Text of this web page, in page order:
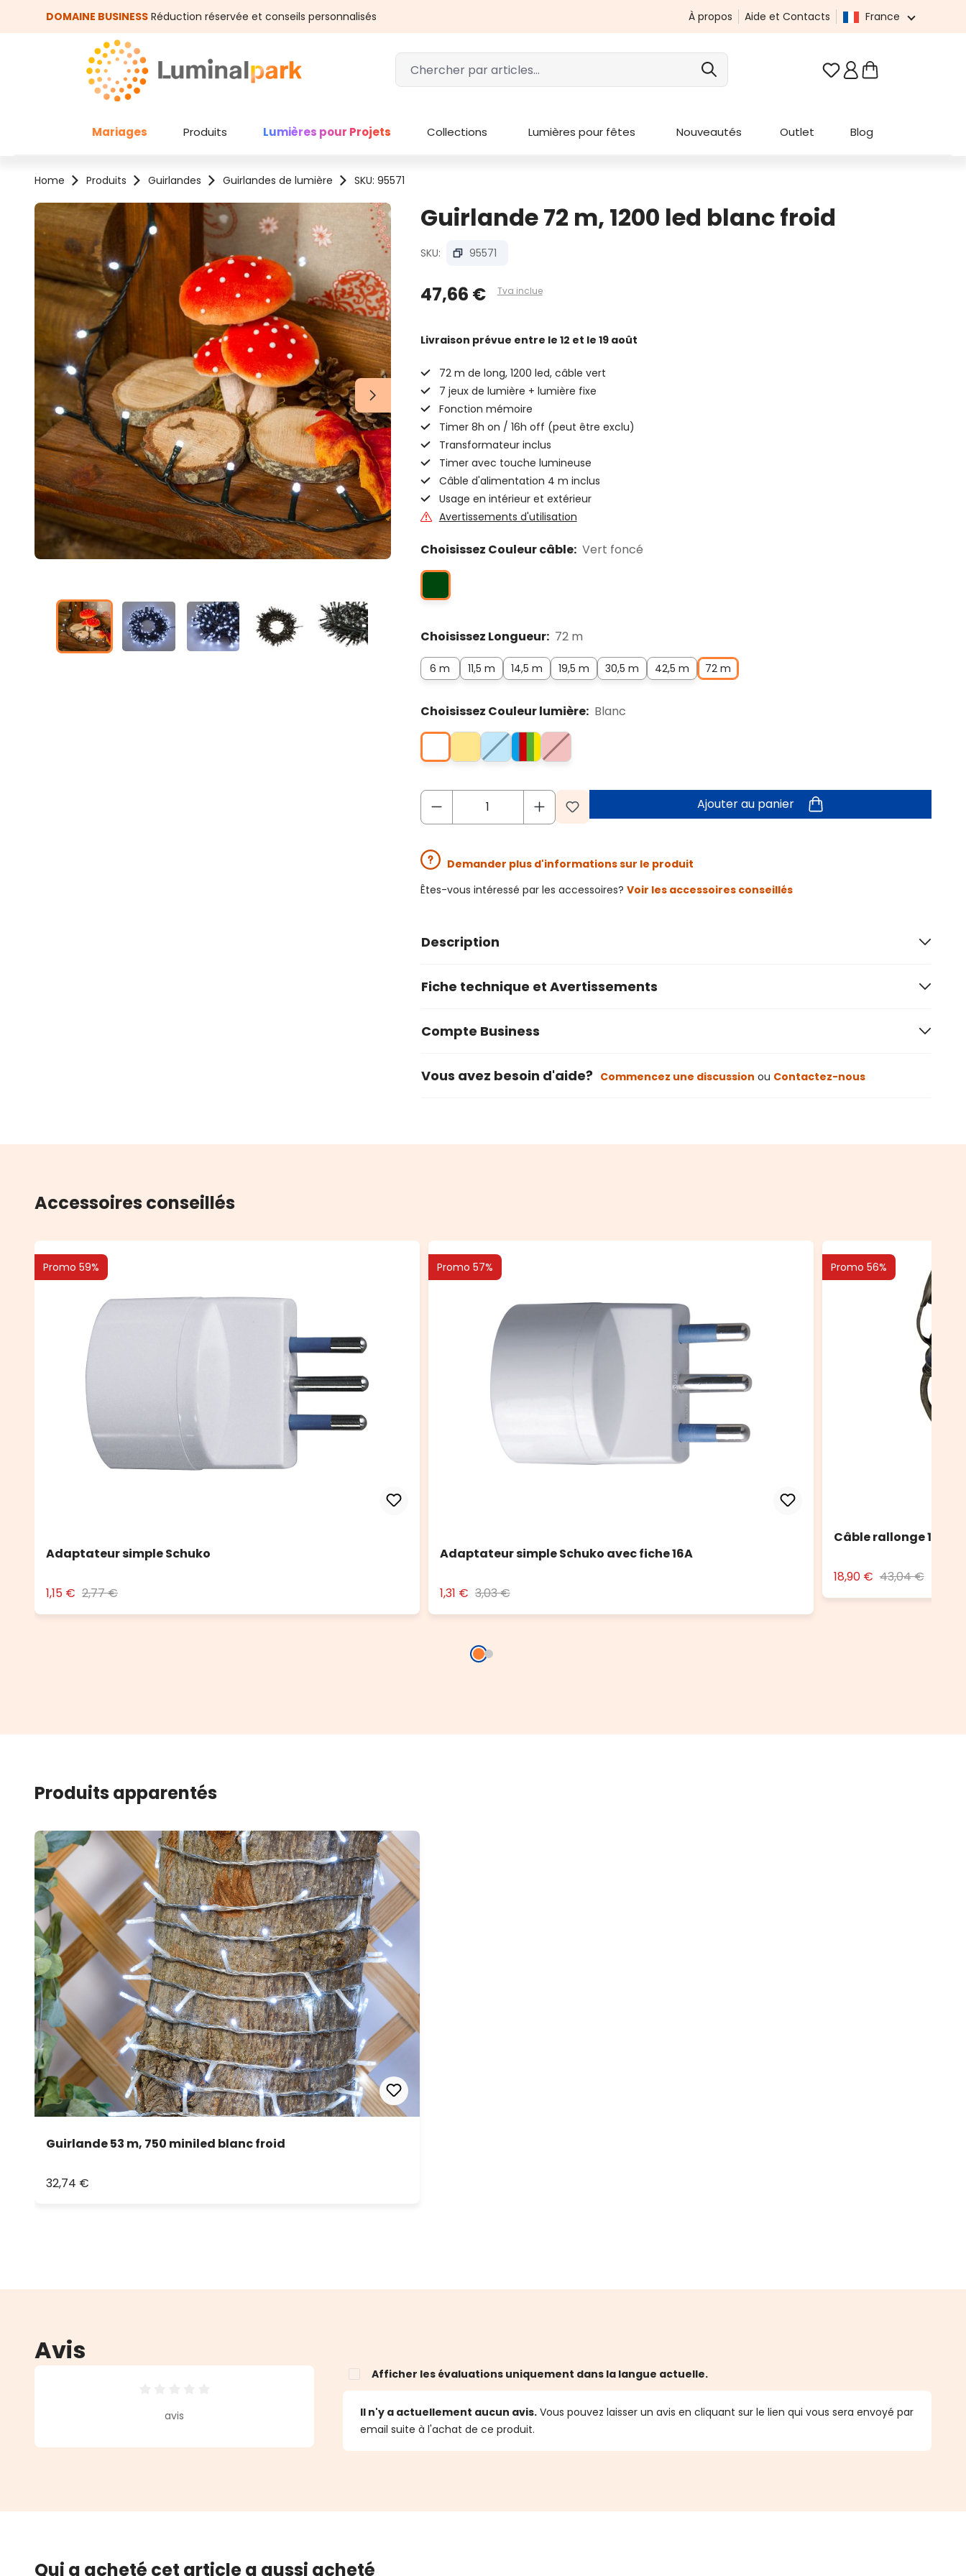
au contenu principal
Passer à la recherche
DOMAINE BUSINESS Réduction réservée et conseils personnalisés À propos Aide et Contacts France
Vous avez 0 articles
Mariages Produits Lumières pour Projets Collections Lumières pour fêtes Nouveautés Outlet Blog
Home Produits Guirlandes Guirlandes de lumière SKU: 95571
Ignorer la galerie d'images Guirlande 72 m, 1200 led blanc froid
SKU: 95571
47,66 € Tva inclue
Livraison prévue entre le 12 et le 19 août
72 m de long, 1200 led, câble vert
7 jeux de lumière + lumière fixe
Fonction mémoire
Timer 8h on / 16h off (peut être exclu)
Transformateur inclus
Timer avec touche lumineuse
Câble d'alimentation 4 m inclus
Usage en intérieur et extérieur
Avertissements d'utilisation
Choisissez Couleur câble: Vert foncé
Choisissez Longueur: 72 m
6 m 11,5 m 14,5 m 19,5 m 30,5 m 42,5 m 72 m
Choisissez Couleur lumière: Blanc
Ajouter au panier
Demander plus d'informations sur le produit
Êtes-vous intéressé par les accessoires? Voir les accessoires conseillés
Description
Fiche technique et Avertissements
Compte Business
Vous avez besoin d'aide? Commencez une discussion ou Contactez-nous
Accessoires conseillés
Promo 59%
Adaptateur simple Schuko
1,15 € 2,77 €
Promo 57%
Adaptateur simple Schuko avec fiche 16A
1,31 € 3,03 €
Promo 56%
Câble rallonge 10 m
18,90 € 43,04 €
Produits apparentés
Guirlande 53 m, 750 miniled blanc froid
32,74 €
Avis
Note moyenne de 0 sur 5 étoiles
avis
Afficher les évaluations uniquement dans la langue actuelle.
Il n'y a actuellement aucun avis. Vous pouvez laisser un avis en cliquant sur le lien qui vous sera envoyé par
email suite à l'achat de ce produit.
Qui a acheté cet article a aussi acheté